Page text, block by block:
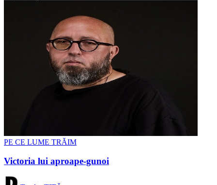
PE CE LUME TRĂIM
Victoria lui aproape-gunoi